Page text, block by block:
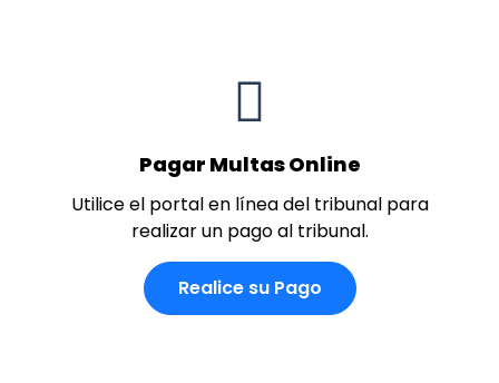
Pagar Multas Online
Utilice el portal en línea del tribunal para
realizar un pago al tribunal.
Realice su Pago